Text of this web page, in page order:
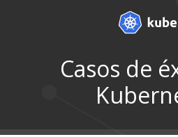
Casos de